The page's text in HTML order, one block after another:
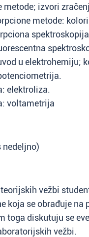
metode; izvori
metode:
u elektrohemiju;
elektroliza.
voltametrija
nedeljno)
vežbi
koja se obrađuje
toga diskutuju se
vežbi.